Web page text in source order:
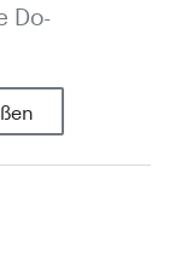
Do-